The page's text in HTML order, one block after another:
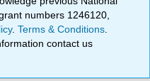
numbers 1246120,
.Terms & Conditions
contact us